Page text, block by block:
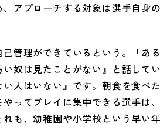
アプローチする対象は選手自身
管理ができているという。「あ
奴は見たことがない』と話して
人はいない』です。朝食を食べ
ってプレイに集中できる選手は
も、幼稚園や小学校という早い